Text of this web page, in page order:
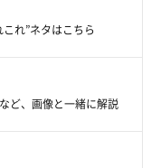
れ”ネタはこちら
ど、画像と一緒に解説